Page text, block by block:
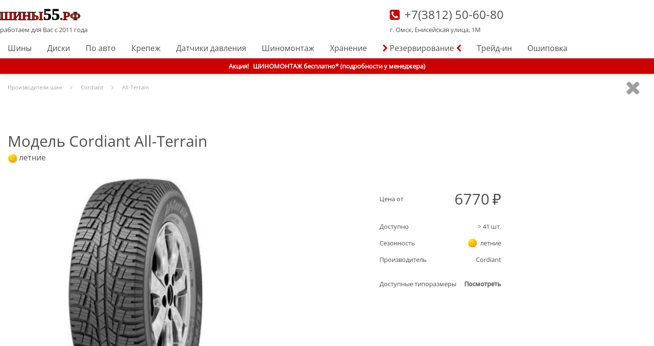
работаем для Вас с 2011 года
+7(3812) 50-60-80
г. Омск, Енисейская улица, 1М
Шины Диски По авто Крепеж Датчики давления Шиномонтаж Хранение Резервирование Трейд-ин Ошиповка
Акция! ШИНОМОНТАЖ бесплатно* (подробности у менеджера)
Производители шин Cordiant All-Terrain
Модель Cordiant All-Terrain
летние
Цена от 6770
Доступно >41 шт.
Сезонность
летние
Производитель
Cordiant
Доступные типоразмеры Посмотреть